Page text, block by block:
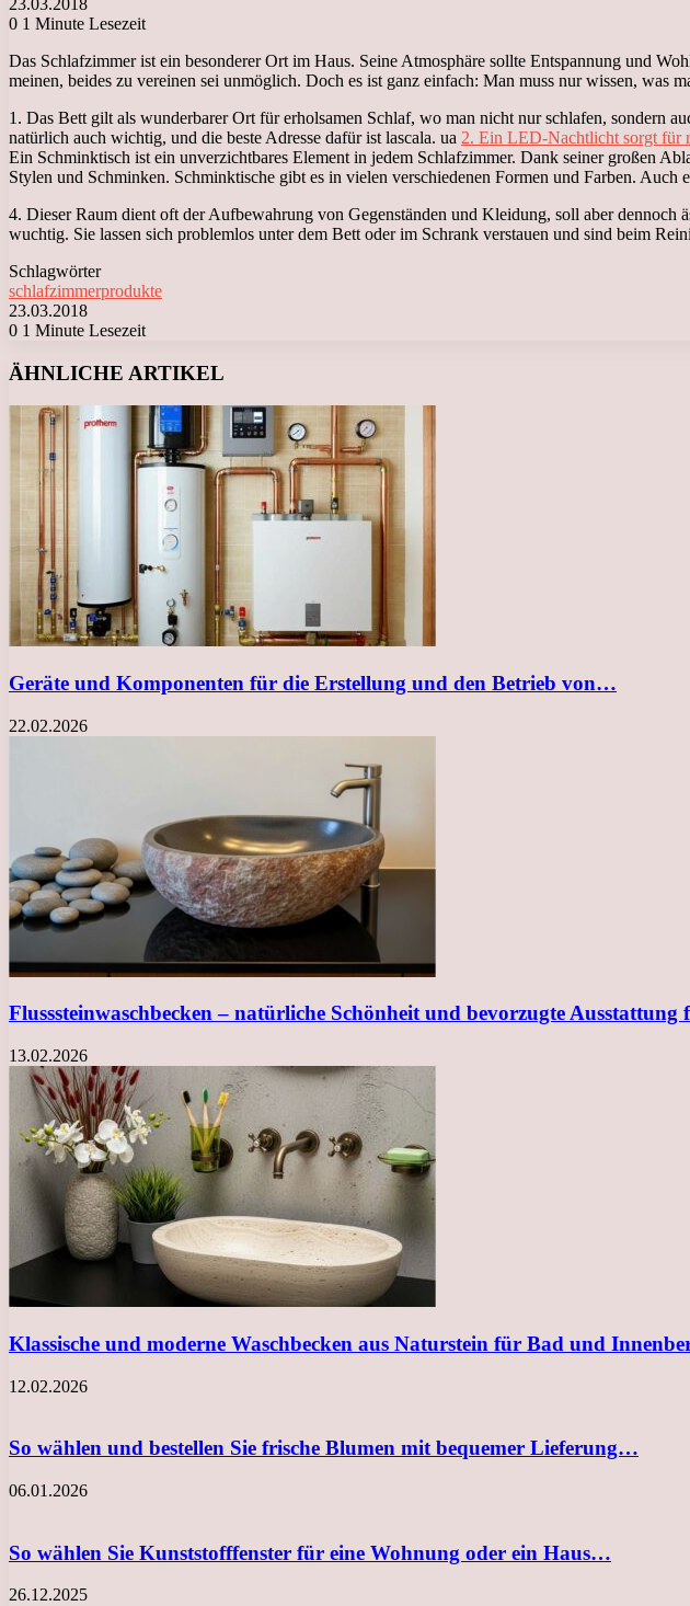
0 1 Minute Lesezeit
Das Schlafzimmer ist ein besonderer Ort im Haus. Seine Atmosphäre sollte Entspannung und
meinen, beides zu vereinen sei unmöglich. Doch es ist ganz einfach: Man muss nur wissen, was
1. Das Bett gilt als wunderbarer Ort für erholsamen Schlaf, wo man nicht nur schlafen, sondern
natürlich auch wichtig, und die beste Adresse dafür ist lascala. ua 2. Ein LED-Nachtlicht sorgt für
Ein Schminktisch ist ein unverzichtbares Element in jedem Schlafzimmer. Dank seiner großen
Stylen und Schminken. Schminktische gibt es in vielen verschiedenen Formen und Farben.
4. Dieser Raum dient oft der Aufbewahrung von Gegenständen und Kleidung, soll aber
wuchtig. Sie lassen sich problemlos unter dem Bett oder im Schrank verstauen und sind beim
Schlagwörter
schlafzimmerprodukte
23.03.2018
0 1 Minute Lesezeit
ÄHNLICHE ARTIKEL
Geräte und Komponenten für die Erstellung und den Betrieb von…
22.02.2026
Flusssteinwaschbecken – natürliche Schönheit und bevorzugte Ausstattung
13.02.2026
Klassische und moderne Waschbecken aus Naturstein für Bad und
12.02.2026
So wählen und bestellen Sie frische Blumen mit bequemer Lieferung…
06.01.2026
So wählen Sie Kunststofffenster für eine Wohnung oder ein Haus…
26.12.2025